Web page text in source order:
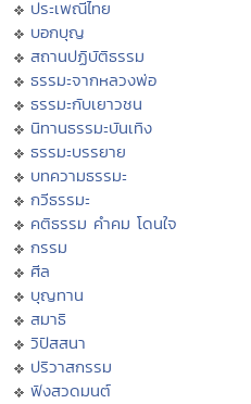
ประเพณีไทย
บอกบุญ
สถานปฏิบัติธรรม
ธรรมะจากหลวงพ่อ
ธรรมะกับเยาวชน
นิทานธรรมะบันเทิง
ธรรมะบรรยาย
บทความธรรมะ
กวีธรรมะ
คติธรรม คำคม โดนใจ
กรรม
ศีล
บุญทาน
สมาธิ
วิปัสสนา
ปริวาสกรรม
ฟังสวดมนต์